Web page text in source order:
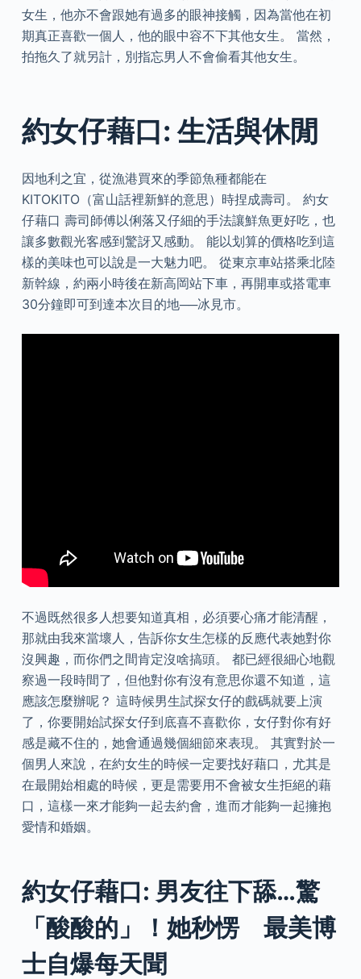
女生，他亦不會跟她有過多的眼神接觸，因為當他在初
期真正喜歡一個人，他的眼中容不下其他女生。 當然，
拍拖久了就另計，別指忘男人不會偷看其他女生。
約女仔藉口: 生活與休閒
因地利之宜，從漁港買來的季節魚種都能在
KITOKITO（富山話裡新鮮的意思）時捏成壽司。 約女
仔藉口 壽司師傅以俐落又仔細的手法讓鮮魚更好吃，也
讓多數觀光客感到驚訝又感動。 能以划算的價格吃到這
樣的美味也可以說是一大魅力吧。 從東京車站搭乘北陸
新幹線，約兩小時後在新高岡站下車，再開車或搭電車
30分鐘即可到達本次目的地──冰見市。
不過既然很多人想要知道真相，必須要心痛才能清醒，
那就由我來當壞人，告訴你女生怎樣的反應代表她對你
沒興趣，而你們之間肯定沒啥搞頭。 都已經很細心地觀
察過一段時間了，但他對你有沒有意思你還不知道，這
應該怎麼辦呢？ 這時候男生試探女仔的戲碼就要上演
了，你要開始試探女仔到底喜不喜歡你，女仔對你有好
感是藏不住的，她會通過幾個細節來表現。 其實對於一
個男人來說，在約女生的時候一定要找好藉口，尤其是
在最開始相處的時候，更是需要用不會被女生拒絕的藉
口，這樣一來才能夠一起去約會，進而才能夠一起擁抱
愛情和婚姻。
約女仔藉口: 男友往下舔…驚
「酸酸的」！她秒愣 最美博
士自爆每天聞